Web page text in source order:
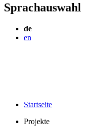
Sprachauswahl
de
en
Startseite
Projekte